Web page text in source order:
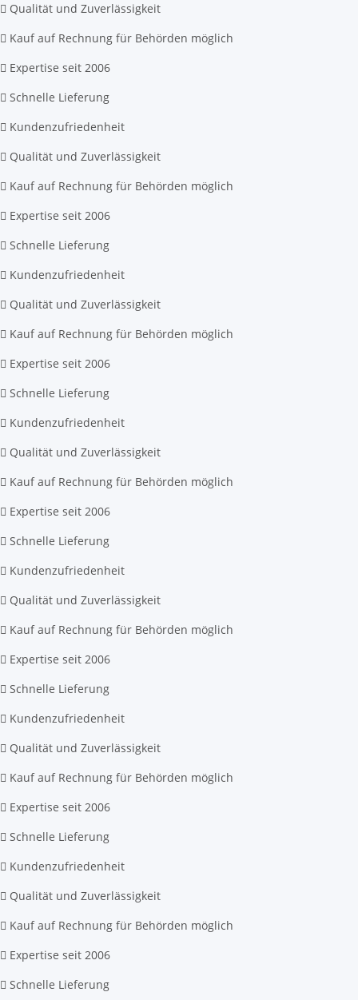
Qualität und Zuverlässigkeit
Kauf auf Rechnung für Behörden möglich
Expertise seit 2006
Schnelle Lieferung
Kundenzufriedenheit
Qualität und Zuverlässigkeit
Kauf auf Rechnung für Behörden möglich
Expertise seit 2006
Schnelle Lieferung
Kundenzufriedenheit
Qualität und Zuverlässigkeit
Kauf auf Rechnung für Behörden möglich
Expertise seit 2006
Schnelle Lieferung
Kundenzufriedenheit
Qualität und Zuverlässigkeit
Kauf auf Rechnung für Behörden möglich
Expertise seit 2006
Schnelle Lieferung
Kundenzufriedenheit
Qualität und Zuverlässigkeit
Kauf auf Rechnung für Behörden möglich
Expertise seit 2006
Schnelle Lieferung
Kundenzufriedenheit
Qualität und Zuverlässigkeit
Kauf auf Rechnung für Behörden möglich
Expertise seit 2006
Schnelle Lieferung
Kundenzufriedenheit
Qualität und Zuverlässigkeit
Kauf auf Rechnung für Behörden möglich
Expertise seit 2006
Schnelle Lieferung